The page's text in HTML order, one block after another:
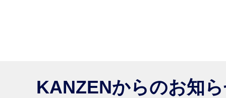
KANZENからのお知